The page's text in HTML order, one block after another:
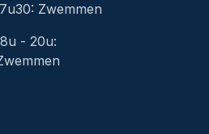
Zwemmen
- 20u: